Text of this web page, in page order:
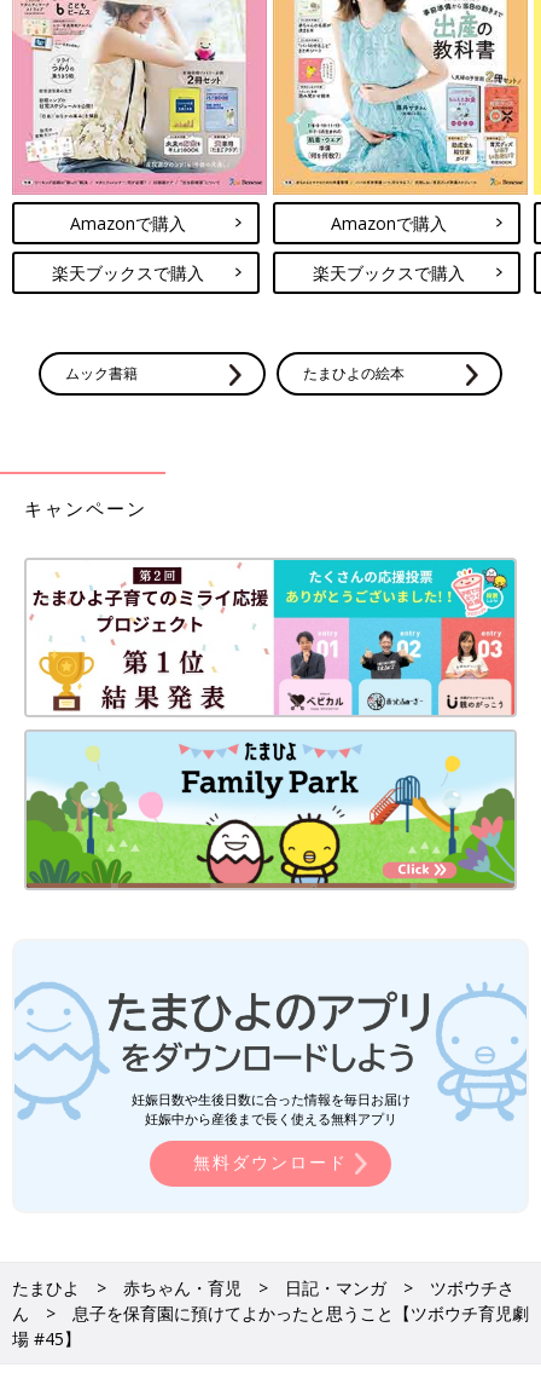
Amazonで購入
楽天ブックスで購入
Amazonで購入
楽天ブックスで購入
ムック書籍 たまひよの絵本
キャンペーン
妊娠日数や生後日数に合った情報を毎日お届け
妊娠中から産後まで長く使える無料アプリ
無料ダウンロード
たまひよ 赤ちゃん・育児 日記・マンガ
ツボウチさ
ん
息子を保育園に預けてよかったと思うこと【ツボウチ育児劇
場 #45】